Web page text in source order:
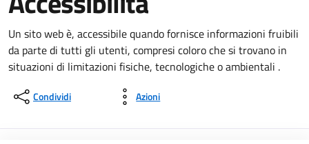
Un sito web è, accessibile quando fornisce informazioni fruibili
da parte di tutti gli utenti, compresi coloro che si trovano in
situazioni di limitazioni fisiche, tecnologiche o ambientali .
Condividi Azioni